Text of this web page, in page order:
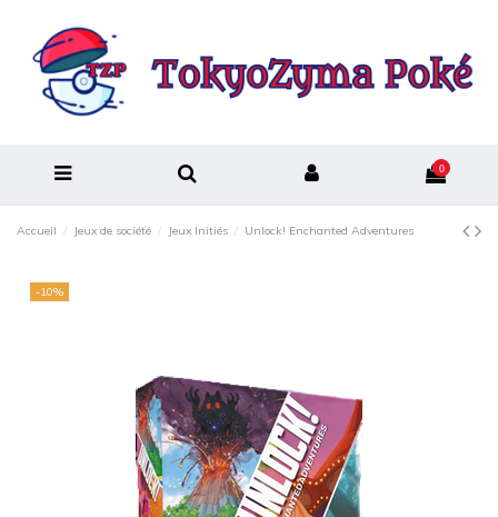
0
Accueil Jeux de société Jeux Initiés Unlock! Enchanted Adventures
-10%